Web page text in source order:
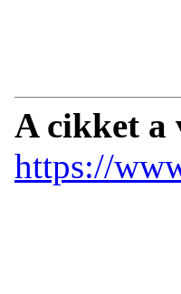
A cikket a
https://